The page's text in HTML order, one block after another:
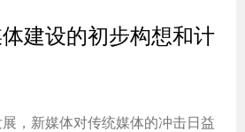
建设的初步构想和计
，新媒体对传统媒体的冲击日益